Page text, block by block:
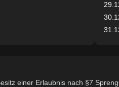
einer Erlaubnis nach §7